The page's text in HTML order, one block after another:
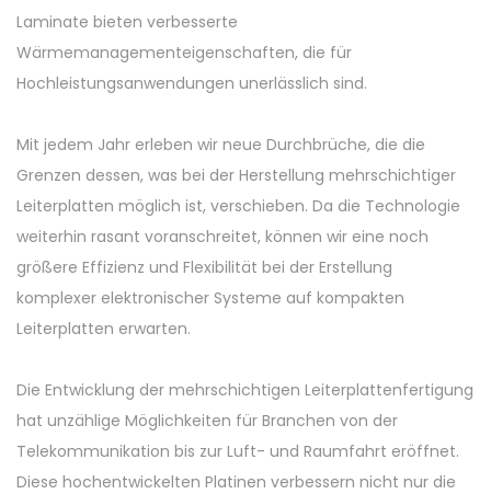
Laminate bieten verbesserte
Wärmemanagementeigenschaften, die für
Hochleistungsanwendungen unerlässlich sind.
Mit jedem Jahr erleben wir neue Durchbrüche, die die
Grenzen dessen, was bei der Herstellung mehrschichtiger
Leiterplatten möglich ist, verschieben. Da die Technologie
weiterhin rasant voranschreitet, können wir eine noch
größere Effizienz und Flexibilität bei der Erstellung
komplexer elektronischer Systeme auf kompakten
Leiterplatten erwarten.
Die Entwicklung der mehrschichtigen Leiterplattenfertigung
hat unzählige Möglichkeiten für Branchen von der
Telekommunikation bis zur Luft- und Raumfahrt eröffnet.
Diese hochentwickelten Platinen verbessern nicht nur die